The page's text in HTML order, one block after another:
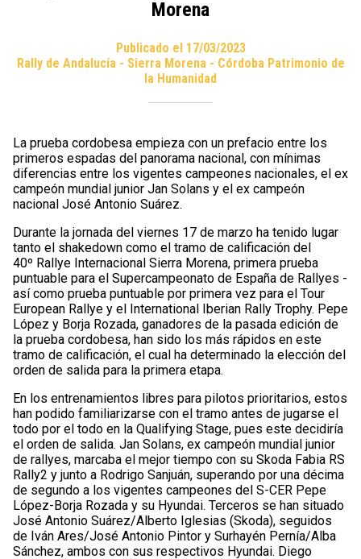
Morena
Publicado el 17/03/2023
Rally de Andalucía - Sierra Morena - Córdoba Patrimonio de
la Humanidad
La prueba cordobesa empieza con un prefacio entre los
primeros espadas del panorama nacional, con mínimas
diferencias entre los vigentes campeones nacionales, el ex
campeón mundial junior Jan Solans y el ex campeón
nacional José Antonio Suárez.
Durante la jornada del viernes 17 de marzo ha tenido lugar
tanto el shakedown como el tramo de calificación del
40º Rallye Internacional Sierra Morena, primera prueba
puntuable para el Supercampeonato de España de Rallyes -
así como prueba puntuable por primera vez para el Tour
European Rallye y el International Iberian Rally Trophy. Pepe
López y Borja Rozada, ganadores de la pasada edición de
la prueba cordobesa, han sido los más rápidos en este
tramo de calificación, el cual ha determinado la elección del
orden de salida para la primera etapa.
En los entrenamientos libres para pilotos prioritarios, estos
han podido familiarizarse con el tramo antes de jugarse el
todo por el todo en la Qualifying Stage, pues este decidiría
el orden de salida. Jan Solans, ex campeón mundial junior
de rallyes, marcaba el mejor tiempo con su Skoda Fabia RS
Rally2 y junto a Rodrigo Sanjuán, superando por una décima
de segundo a los vigentes campeones del S-CER Pepe
López-Borja Rozada y su Hyundai. Terceros se han situado
José Antonio Suárez/Alberto Iglesias (Skoda), seguidos
de Iván Ares/José Antonio Pintor y Surhayén Pernía/Alba
Sánchez, ambos con sus respectivos Hyundai. Diego